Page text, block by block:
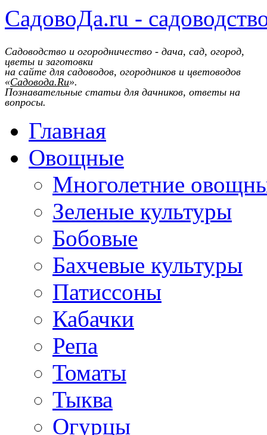
СадовоДа.ru -
Садоводство и огородничество - дача, сад, огород,
цветы и заготовки
на сайте для садоводов, огородников и цветоводов
«Садовода.Ru».
Познавательные статьи для дачников, ответы на
вопросы.
Главная
Овощные
Многолетние
Зеленые культуры
Бобовые
Бахчевые культуры
Патиссоны
Кабачки
Репа
Томаты
Тыква
Огурцы